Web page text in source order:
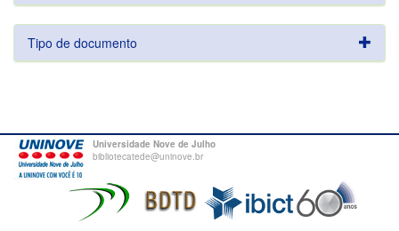
Tipo de documento
Universidade Nove de Julho
bibliotecatede@uninove.br